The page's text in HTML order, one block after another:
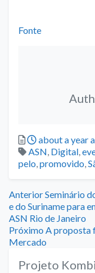
Fonte
Posted
about a year
Tags
ASN, Digital,
pelo,promovido,
de
Post
AnteriorPrevious
post:
Seminário
e do Suriname para
ASN Rio de Janeiro
Próximo Next
post:
A proposta
Mercado
Projeto